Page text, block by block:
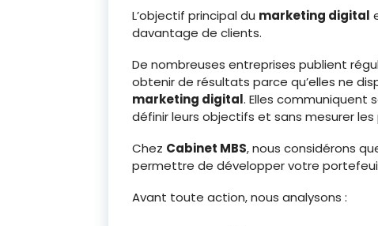
L’objectif principal du marketing digital
davantage de clients.
De nombreuses entreprises publient
obtenir de résultats parce qu’elles ne
marketing digital. Elles communiquent
définir leurs objectifs et sans mesurer
Chez Cabinet MBS, nous considérons
permettre de développer votre
Avant toute action, nous analysons :